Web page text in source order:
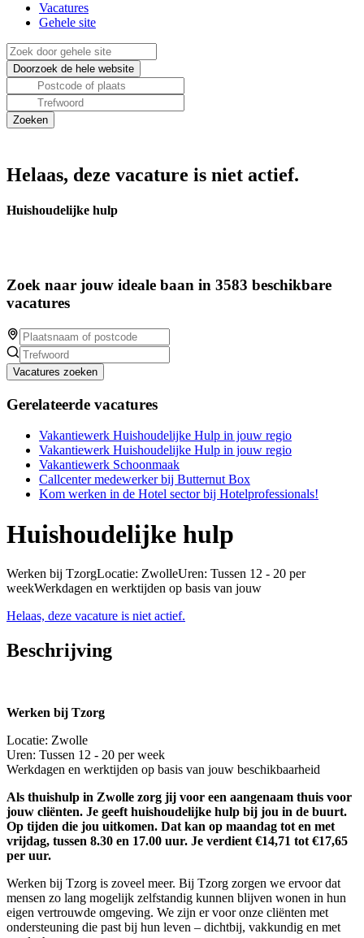
Vacatures
Gehele site
Helaas, deze vacature is niet actief.
Huishoudelijke hulp
Zoek naar jouw ideale baan in 3583 beschikbare
vacatures
Vacatures zoeken
Gerelateerde vacatures
Vakantiewerk Huishoudelijke Hulp in jouw regio
Vakantiewerk Huishoudelijke Hulp in jouw regio
Vakantiewerk Schoonmaak
Callcenter medewerker bij Butternut Box
Kom werken in de Hotel sector bij Hotelprofessionals!
Huishoudelijke hulp
Werken bij TzorgLocatie: ZwolleUren: Tussen 12 - 20 per
weekWerkdagen en werktijden op basis van jouw
Helaas, deze vacature is niet actief.
Beschrijving
Werken bij Tzorg
Locatie: Zwolle
Uren: Tussen 12 - 20 per week
Werkdagen en werktijden op basis van jouw beschikbaarheid
Als thuishulp in Zwolle zorg jij voor een aangenaam thuis voor
jouw cliënten. Je geeft huishoudelijke hulp bij jou in de buurt.
Op tijden die jou uitkomen. Dat kan op maandag tot en met
vrijdag, tussen 8.30 en 17.00 uur. Je verdient €14,71 tot €17,65
per uur.
Werken bij Tzorg is zoveel meer. Bij Tzorg zorgen we ervoor dat
mensen zo lang mogelijk zelfstandig kunnen blijven wonen in hun
eigen vertrouwde omgeving. We zijn er voor onze cliënten met
ondersteuning die past bij hun leven – dichtbij, vakkundig en met